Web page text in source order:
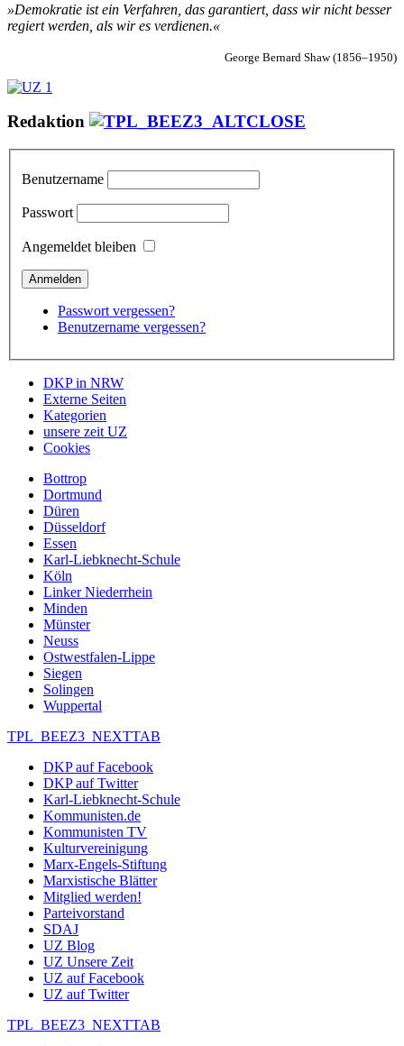
»Demokratie ist ein Verfahren, das garantiert, dass wir nicht besser
regiert werden, als wir es verdienen.«
George Bernard Shaw (1856–1950)
Redaktion
Benutzername
Passwort
Angemeldet bleiben
Passwort vergessen?
Benutzername vergessen?
DKP in NRW
Externe Seiten
Kategorien
unsere zeit UZ
Cookies
Bottrop
Dortmund
Düren
Düsseldorf
Essen
Karl-Liebknecht-Schule
Köln
Linker Niederrhein
Minden
Münster
Neuss
Ostwestfalen-Lippe
Siegen
Solingen
Wuppertal
TPL_BEEZ3_NEXTTAB
DKP auf Facebook
DKP auf Twitter
Karl-Liebknecht-Schule
Kommunisten.de
Kommunisten TV
Kulturvereinigung
Marx-Engels-Stiftung
Marxistische Blätter
Mitglied werden!
Parteivorstand
SDAJ
UZ Blog
UZ Unsere Zeit
UZ auf Facebook
UZ auf Twitter
TPL_BEEZ3_NEXTTAB